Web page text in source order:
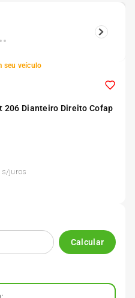
seu veículo
206 Dianteiro Direito Cofap
s/juros
Calcular